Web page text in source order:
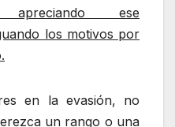
ese
los motivos por
en la evasión, no
un rango o una